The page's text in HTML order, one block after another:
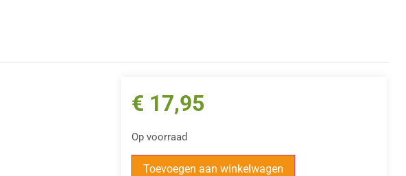
€ 17,95
Op voorraad
Toevoegen aan winkelwagen